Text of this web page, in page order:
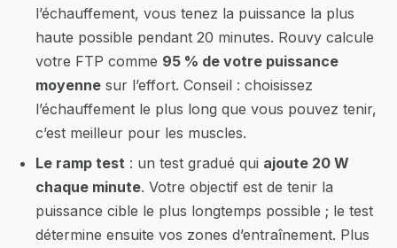
l’échauffement, vous tenez la puissance la plus
haute possible pendant 20 minutes. Rouvy calcule
votre FTP comme 95 % de votre puissance
moyenne sur l’effort. Conseil : choisissez
l’échauffement le plus long que vous pouvez tenir,
c’est meilleur pour les muscles.
Le ramp test : un test gradué qui ajoute 20 W
chaque minute. Votre objectif est de tenir la
puissance cible le plus longtemps possible ; le test
détermine ensuite vos zones d’entraînement. Plus